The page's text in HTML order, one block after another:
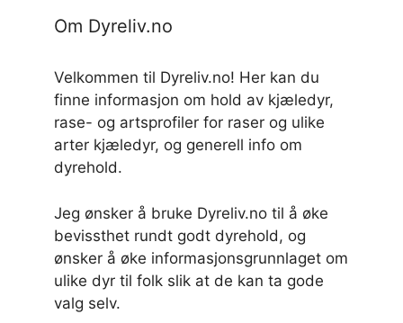
Om Dyreliv.no
Velkommen til Dyreliv.no! Her kan du
finne informasjon om hold av kjæledyr,
rase- og artsprofiler for raser og ulike
arter kjæledyr, og generell info om
dyrehold.
Jeg ønsker å bruke Dyreliv.no til å øke
bevissthet rundt godt dyrehold, og
ønsker å øke informasjonsgrunnlaget om
ulike dyr til folk slik at de kan ta gode
valg selv.